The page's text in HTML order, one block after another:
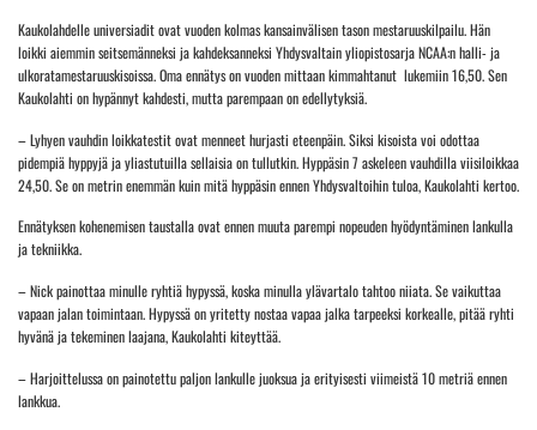
Kaukolahdelle universiadit ovat vuoden kolmas kansainvälisen tason mestaruuskilpailu. Hän
loikki aiemmin seitsemänneksi ja kahdeksanneksi Yhdysvaltain yliopistosarja NCAA:n halli- ja
ulkoratamestaruuskisoissa. Oma ennätys on vuoden mittaan kimmahtanut lukemiin 16,50. Sen
Kaukolahti on hypännyt kahdesti, mutta parempaan on edellytyksiä.
– Lyhyen vauhdin loikkatestit ovat menneet hurjasti eteenpäin. Siksi kisoista voi odottaa
pidempiä hyppyjä ja yliastutuilla sellaisia on tullutkin. Hyppäsin 7 askeleen vauhdilla viisiloikkaa
24,50. Se on metrin enemmän kuin mitä hyppäsin ennen Yhdysvaltoihin tuloa, Kaukolahti kertoo.
Ennätyksen kohenemisen taustalla ovat ennen muuta parempi nopeuden hyödyntäminen lankulla
ja tekniikka.
– Nick painottaa minulle ryhtiä hypyssä, koska minulla ylävartalo tahtoo niiata. Se vaikuttaa
vapaan jalan toimintaan. Hypyssä on yritetty nostaa vapaa jalka tarpeeksi korkealle, pitää ryhti
hyvänä ja tekeminen laajana, Kaukolahti kiteyttää.
– Harjoittelussa on painotettu paljon lankulle juoksua ja erityisesti viimeistä 10 metriä ennen
lankkua.